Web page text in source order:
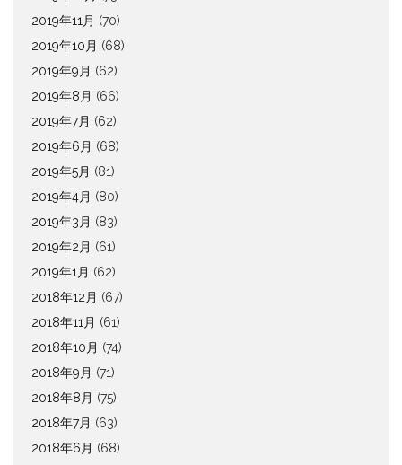
2019年11月 (70)
2019年10月 (68)
2019年9月 (62)
2019年8月 (66)
2019年7月 (62)
2019年6月 (68)
2019年5月 (81)
2019年4月 (80)
2019年3月 (83)
2019年2月 (61)
2019年1月 (62)
2018年12月 (67)
2018年11月 (61)
2018年10月 (74)
2018年9月 (71)
2018年8月 (75)
2018年7月 (63)
2018年6月 (68)